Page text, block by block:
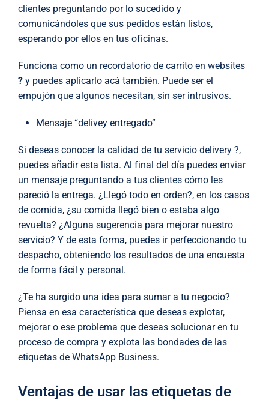
clientes preguntando por lo sucedido y
comunicándoles que sus pedidos están listos,
esperando por ellos en tus oficinas.
Funciona como un recordatorio de carrito en websites
? y puedes aplicarlo acá también. Puede ser el
empujón que algunos necesitan, sin ser intrusivos.
Mensaje “delivey entregado”
Si deseas conocer la calidad de tu servicio delivery ?,
puedes añadir esta lista. Al final del día puedes enviar
un mensaje preguntando a tus clientes cómo les
pareció la entrega. ¿Llegó todo en orden?, en los casos
de comida, ¿su comida llegó bien o estaba algo
revuelta? ¿Alguna sugerencia para mejorar nuestro
servicio? Y de esta forma, puedes ir perfeccionando tu
despacho, obteniendo los resultados de una encuesta
de forma fácil y personal.
¿Te ha surgido una idea para sumar a tu negocio?
Piensa en esa característica que deseas explotar,
mejorar o ese problema que deseas solucionar en tu
proceso de compra y explota las bondades de las
etiquetas de WhatsApp Business.
Ventajas de usar las etiquetas de